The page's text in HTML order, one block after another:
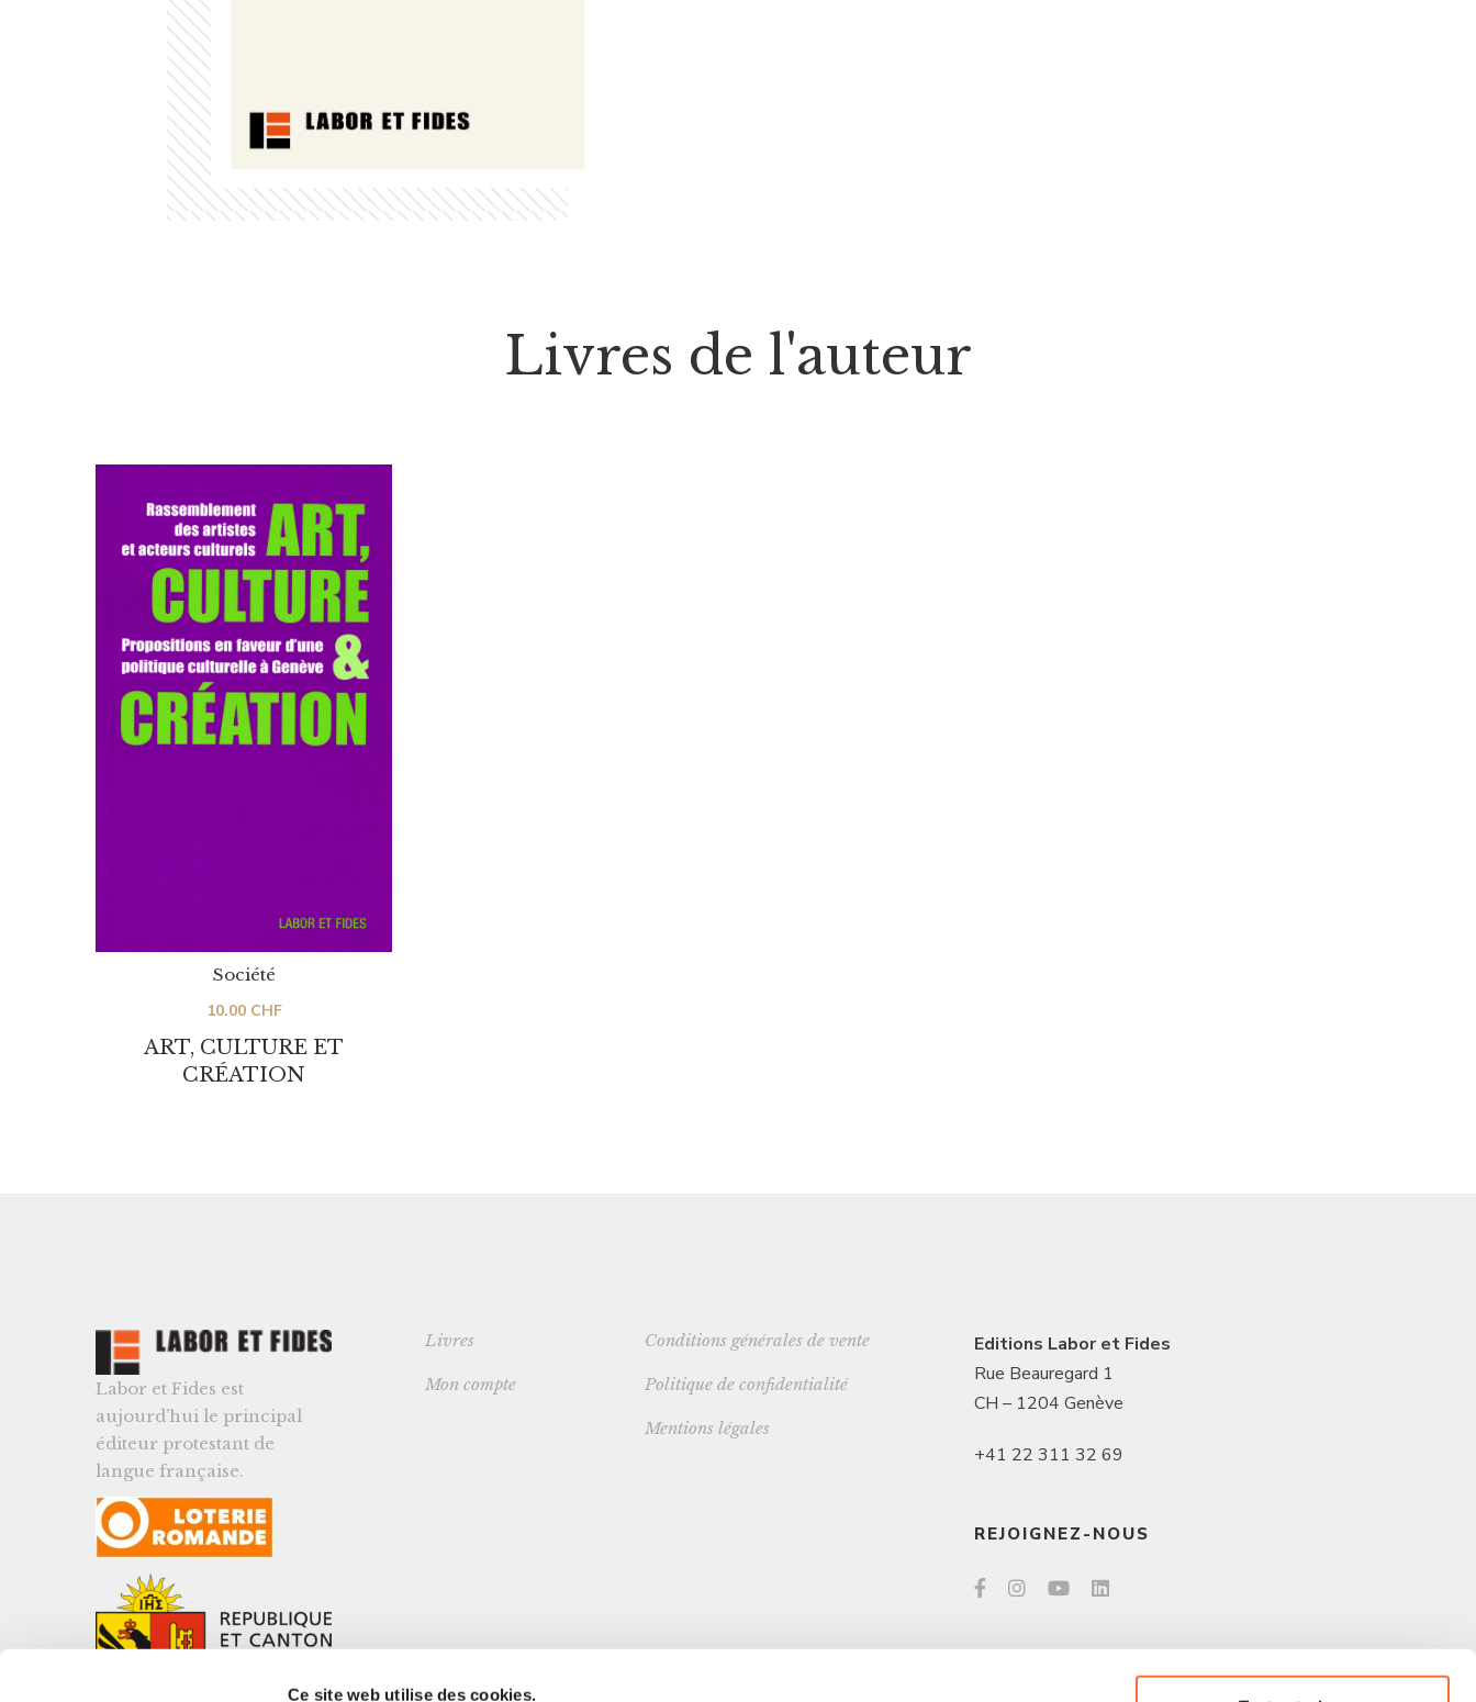
Ce site web utilise des cookies.
Livres de l'auteur
ART, CULTURE ET
CRÉATION
Société
10.00 CHF
Labor et Fides est
aujourd’hui le principal
éditeur protestant de
langue française.
Livres
Mon compte
Conditions générales de vente
Politique de confidentialité
Mentions légales
Editions Labor et Fides
Rue Beauregard 1
CH – 1204 Genève
+41 22 311 32 69
REJOIGNEZ-NOUS